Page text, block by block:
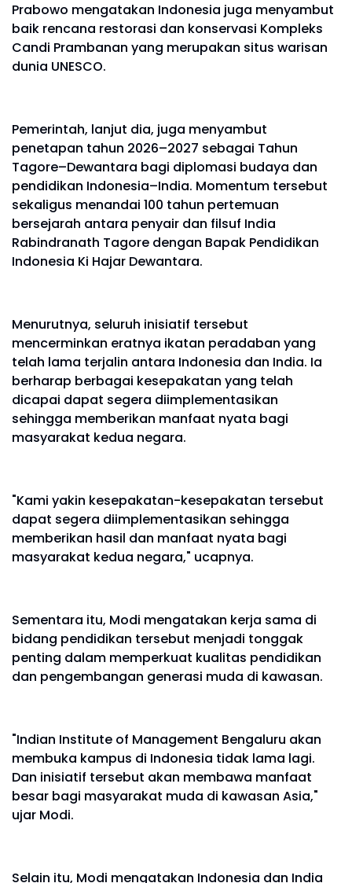
Prabowo mengatakan Indonesia juga menyambut
baik rencana restorasi dan konservasi Kompleks
Candi Prambanan yang merupakan situs warisan
dunia UNESCO.
Pemerintah, lanjut dia, juga menyambut
penetapan tahun 2026–2027 sebagai Tahun
Tagore–Dewantara bagi diplomasi budaya dan
pendidikan Indonesia–India. Momentum tersebut
sekaligus menandai 100 tahun pertemuan
bersejarah antara penyair dan filsuf India
Rabindranath Tagore dengan Bapak Pendidikan
Indonesia Ki Hajar Dewantara.
Menurutnya, seluruh inisiatif tersebut
mencerminkan eratnya ikatan peradaban yang
telah lama terjalin antara Indonesia dan India. Ia
berharap berbagai kesepakatan yang telah
dicapai dapat segera diimplementasikan
sehingga memberikan manfaat nyata bagi
masyarakat kedua negara.
"Kami yakin kesepakatan-kesepakatan tersebut
dapat segera diimplementasikan sehingga
memberikan hasil dan manfaat nyata bagi
masyarakat kedua negara," ucapnya.
Sementara itu, Modi mengatakan kerja sama di
bidang pendidikan tersebut menjadi tonggak
penting dalam memperkuat kualitas pendidikan
dan pengembangan generasi muda di kawasan.
"Indian Institute of Management Bengaluru akan
membuka kampus di Indonesia tidak lama lagi.
Dan inisiatif tersebut akan membawa manfaat
besar bagi masyarakat muda di kawasan Asia,"
ujar Modi.
Selain itu, Modi mengatakan Indonesia dan India